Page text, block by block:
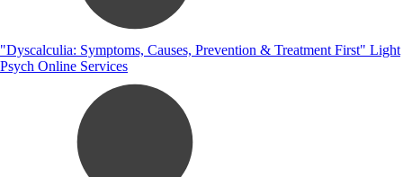
"Dyscalculia: Symptoms, Causes, Prevention & Treatment First" Light
Psych Online Services